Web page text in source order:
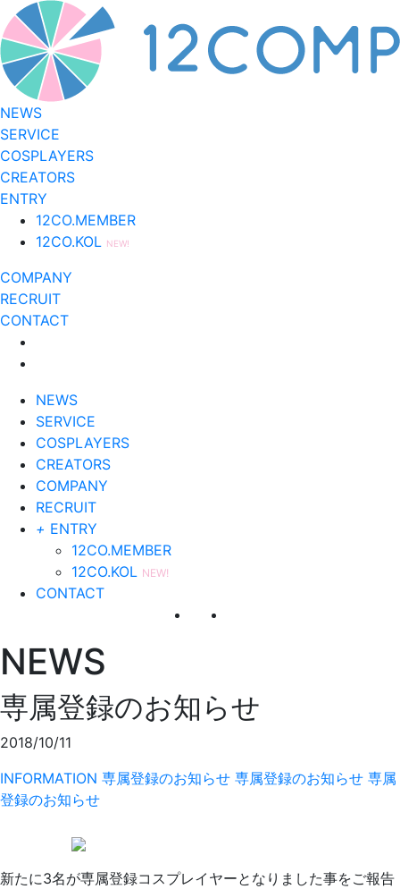
NEWS
SERVICE
COSPLAYERS
CREATORS
ENTRY
12CO.MEMBER
12CO.KOL NEW!
COMPANY
RECRUIT
CONTACT
NEWS
SERVICE
COSPLAYERS
CREATORS
COMPANY
RECRUIT
+ ENTRY
12CO.MEMBER
12CO.KOL NEW!
CONTACT
NEWS
専属登録のお知らせ
2018/10/11
INFORMATION 専属登録のお知らせ 専属登録のお知らせ 専属
登録のお知らせ
新たに3名が専属登録コスプレイヤーとなりました事をご報告